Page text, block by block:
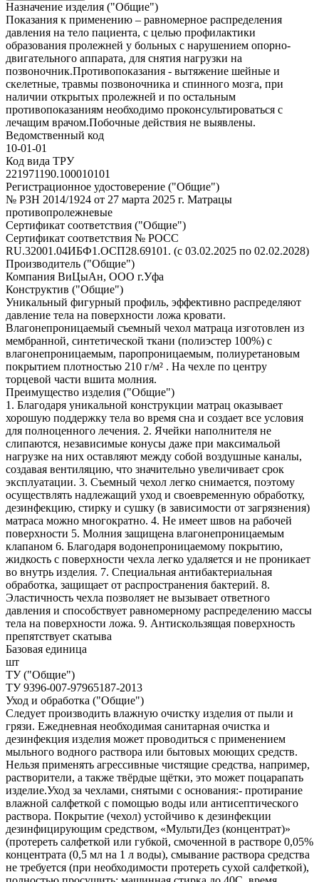
Назначение изделия ("Общие")
Показания к применению – равномерное распределения
давления на тело пациента, с целью профилактики
образования пролежней у больных с нарушением опорно-
двигательного аппарата, для снятия нагрузки на
позвоночник.Противопоказания - вытяжение шейные и
скелетные, травмы позвоночника и спинного мозга, при
наличии открытых пролежней и по остальным
противопоказаниям необходимо проконсультироваться с
лечащим врачом.Побочные действия не выявлены.
Ведомственный код
10-01-01
Код вида ТРУ
221971190.100010101
Регистрационное удостоверение ("Общие")
№ РЗН 2014/1924 от 27 марта 2025 г. Матрацы
противопролежневые
Сертификат соответствия ("Общие")
Сертификат соответствия № РОСС
RU.32001.04ИБФ1.ОСП28.69101. (с 03.02.2025 по 02.02.2028)
Производитель ("Общие")
Компания ВиЦыАн, ООО г.Уфа
Конструктив ("Общие")
Уникальный фигурный профиль, эффективно распределяют
давление тела на поверхности ложа кровати.
Влагонепроницаемый съемный чехол матраца изготовлен из
мембранной, синтетической ткани (полиэстер 100%) с
влагонепроницаемым, паропроницаемым, полиуретановым
покрытием плотностью 210 г/м² . На чехле по центру
торцевой части вшита молния.
Преимущество изделия ("Общие")
1. Благодаря уникальной конструкции матрац оказывает
хорошую поддержку тела во время сна и создает все условия
для полноценного лечения. 2. Ячейки наполнителя не
слипаются, независимые конусы даже при максимальой
нагрузке на них оставляют между собой воздушные каналы,
создавая вентиляцию, что значительно увеличивает срок
эксплуатации. 3. Съемный чехол легко снимается, поэтому
осуществлять надлежащий уход и своевременную обработку,
дезинфекцию, стирку и сушку (в зависимости от загрязнения)
матраса можно многократно. 4. Не имеет швов на рабочей
поверхности 5. Молния защищена влагонепроницаемым
клапаном 6. Благодаря водонепроницаемому покрытию,
жидкость с поверхности чехла легко удаляется и не проникает
во внутрь изделия. 7. Специальная антибактериальная
обработка, защищает от распространения бактерий. 8.
Эластичность чехла позволяет не вызывает ответного
давления и способствует равномерному распределению массы
тела на поверхности ложа. 9. Антискользящая поверхность
препятствует скатыва
Базовая единица
шт
ТУ ("Общие")
ТУ 9396-007-97965187-2013
Уход и обработка ("Общие")
Следует производить влажную очистку изделия от пыли и
грязи. Ежедневная необходимая санитарная очистка и
дезинфекция изделия может проводиться с применением
мыльного водного раствора или бытовых моющих средств.
Нельзя применять агрессивные чистящие средства, например,
растворители, а также твёрдые щётки, это может поцарапать
изделие.Уход за чехлами, снятыми с основания:- протирание
влажной салфеткой с помощью воды или антисептического
раствора. Покрытие (чехол) устойчиво к дезинфекции
дезинфицирующим средством, «МультиДез (концентрат)»
(протереть салфеткой или губкой, смоченной в растворе 0,05%
концентрата (0,5 мл на 1 л воды), смывание раствора средства
не требуется (при необходимости протереть сухой салфеткой),